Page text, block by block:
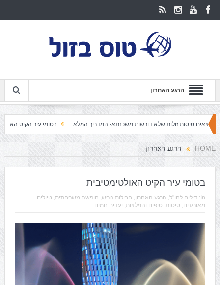
הרגע האחרון
זולות שלא דורשות משכנתא- המדריך המלא: בטומי עיר הקיט האולטימטיבית
HOME הרגע האחרון
בטומי עיר הקיט האולטימטיבית
In: דילים לחו"ל, הרגע האחרון חבילות נופש, חופשה משפחתית, טיולים
מאורגנים טיסות, טיפים והמלצות, יעדים חמים